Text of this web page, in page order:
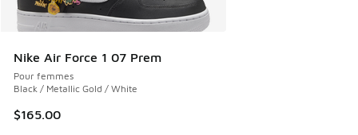
Nike Air Force 1 07 Prem
Pour femmes
Black / Metallic Gold / White
$165.00